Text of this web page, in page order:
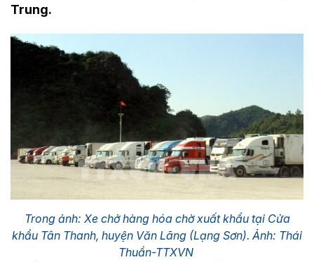
Trung.
Trong ảnh: Xe chở hàng hóa chờ xuất khẩu tại Cửa
khẩu Tân Thanh, huyện Văn Lãng (Lạng Sơn). Ảnh: Thái
Thuần-TTXVN